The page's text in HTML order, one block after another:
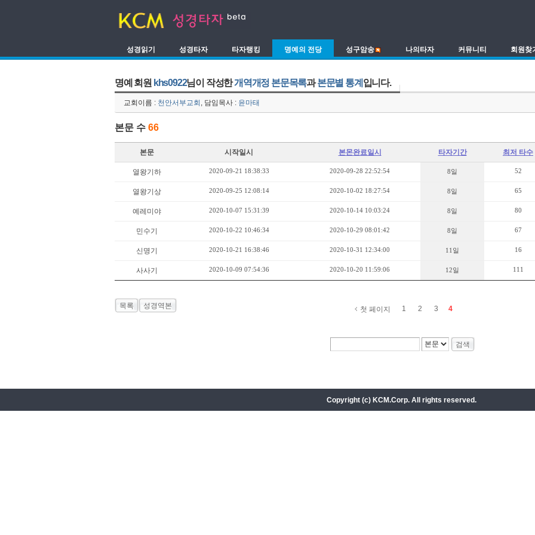
성경읽기 성경타자 타자랭킹 명예의 전당 성구암송 나의타자 커뮤니티 회원찾
명예 회원 khs0922님이 작성한개역개정 본문목록과본문별 통계 입니다.
교회이름 : 천안서부교회 , 담임목사 : 윤마태
본문 수 66
본문 시작일시 본몬완료일시 타자기간 최저 타수
열왕기하 2020-09-21 18:38:33 2020-09-28 22:52:54 8일 52
열왕기상 2020-09-25 12:08:14 2020-10-02 18:27:54 8일 65
예레미야 2020-10-07 15:31:39 2020-10-14 10:03:24 8일 80
민수기 2020-10-22 10:46:34 2020-10-29 08:01:42 8일 67
신명기 2020-10-21 16:38:46 2020-10-31 12:34:00 11일 16
사사기 2020-10-09 07:54:36 2020-10-20 11:59:06 12일 111
목록 성경역본 첫 페이지 1 2 3 4
Copyright (c) KCM.Corp. All rights reserved.